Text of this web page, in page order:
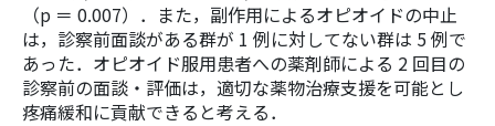
（p ＝ 0.007）．また，副作用によるオピオイドの中止
は，診察前面談がある群が 1 例に対してない群は 5 例で
あった．オピオイド服用患者への薬剤師による 2 回目の
診察前の面談・評価は，適切な薬物治療支援を可能とし
疼痛緩和に貢献できると考える．